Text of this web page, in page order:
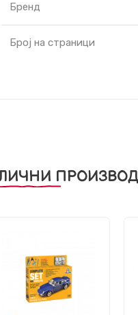
Бренд
Број на страници